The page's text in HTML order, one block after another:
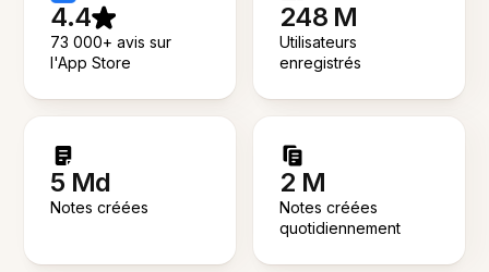
4.4
73 000+ avis sur
l'App Store
248 M
Utilisateurs
enregistrés
5 Md
Notes créées
2 M
Notes créées
quotidiennement